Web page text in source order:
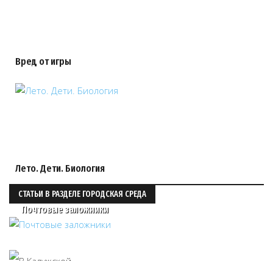
Вред от игры
Лето. Дети. Биология
СТАТЬИ В РАЗДЕЛЕ ГОРОДСКАЯ СРЕДА
Почтовые заложники